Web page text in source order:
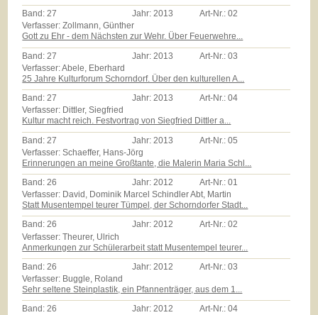
Band:27 Jahr:2013 Art-Nr.:02
Verfasser: Zollmann, Günther
Gott zu Ehr - dem Nächsten zur Wehr. Über Feuerwehre...
Band: 27 Jahr: 2013 Art-Nr.:03
Verfasser: Abele, Eberhard
25 Jahre Kulturforum Schorndorf. Über den kulturellen A...
Band:27 Jahr:2013 Art-Nr.:04
Verfasser: Dittler, Siegfried
Kultur macht reich. Festvortrag von Siegfried Dittler a...
Band: 27 Jahr: 2013 Art-Nr.:05
Verfasser: Schaeffer, Hans-Jörg
Erinnerungen an meine Großtante, die Malerin Maria Schl...
Band:26 Jahr:2012 Art-Nr.:01
Verfasser: David, Dominik Marcel Schindler Abt, Martin
Statt Musentempel teurer Tümpel, der Schorndorfer Stadt...
Band:26 Jahr:2012 Art-Nr.:02
Verfasser: Theurer, Ulrich
Anmerkungen zur Schülerarbeit statt Musentempel teurer...
Band:26 Jahr:2012 Art-Nr.:03
Verfasser: Buggle, Roland
Sehr seltene Steinplastik, ein Pfannenträger, aus dem 1...
Band:26 Jahr:2012 Art-Nr.:04